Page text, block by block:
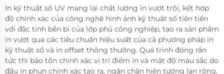
In kỹ thuật số UV mang lại chất lượng in vượt trội, kết hợp
độ chính xác của công nghệ hình ảnh kỹ thuật số tiên tiến
với đặc tính bền bỉ của lớp phủ công nghiệp, tạo ra sản phẩm
in vượt qua các tiêu chuẩn hiệu suất của cả phương pháp in
kỹ thuật số và in offset thông thường. Quá trình đóng rắn
tức thì bảo tồn chính xác vị trí điểm in và mật độ màu sắc do
đầu in phun chính xác tạo ra, ngăn chặn hiện tượng lan rộng,